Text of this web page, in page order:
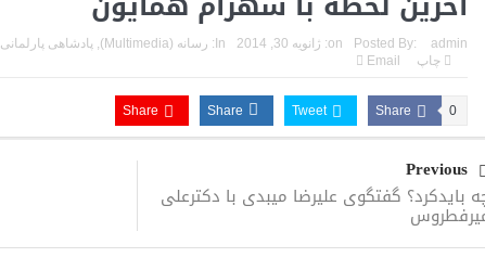
Posted By: admin
on: ژانویه 30, 2014 In: رسانه (Multimedia) پادشاهی پارلمانی
چاپ
Email
Share 0
Tweet
Share
Share
Previous
بایدکرد؟ گفتگوی علیرضا میبدی با دکترعلی